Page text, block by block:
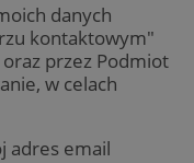
danych
kontaktowym"
oraz przez Podmiot
w celach
adres email